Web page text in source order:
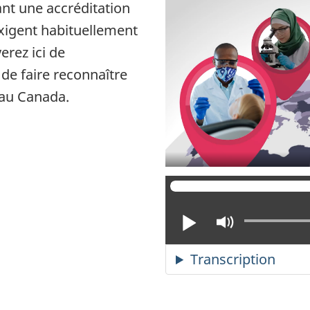
une accréditation
habituellement
ici de
faire reconnaître
Canada.
Lire
Activer
le
mode
muet
Transcription